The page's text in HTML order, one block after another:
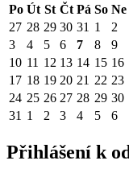
Po Út St Čt Pá So Ne
27 28 29 30 31 1
2
3
4 5 6 7 8
9
10 11 12 13 14 15 16
17 18 19 20 21 22 23
24 25 26 27 28 29 30
31 1 2 3 4 5 6
Přihlášení k